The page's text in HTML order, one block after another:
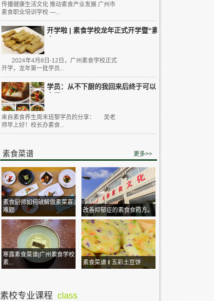
传播健康生活文化 推动素食产业发展 广州市
素食职业培训学校 —...
开学啦 | 素食学校龙年正式开学暨“素
食...
2024年4月8日-12日，广州素食学校正式
开学，龙年第一批学员...
学员：从不下厨的我回来后终于可以
来自素食养生周末班黎学员的分享： 吴老
师早上好！校长办素食...
素食菜谱 更多>>
素食厨师如何破解做素菜寡淡
难题
改善抑郁症的素食食药方。
寒露素食菜谱|广州素食学校
素...
素食菜谱 ‖ 五彩土豆饼
素校专业课程 class